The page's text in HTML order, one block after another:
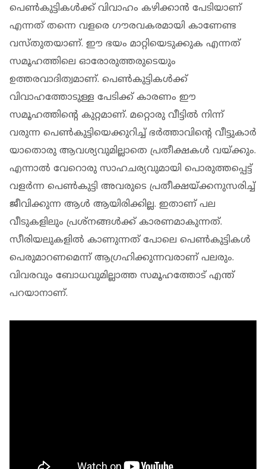
പെൺകുട്ടികൾക്ക് വിവാഹം കഴിക്കാൻ പേടിയാണ്
എന്നത് തന്നെ വളരെ ഗൗരവകരമായി കാണേണ്ട
വസ്തുതയാണ്. ഈ ഭയം മാറ്റിയെടുക്കുക എന്നത്
സമൂഹത്തിലെ ഓരോരുത്തരുടെയും
ഉത്തരവാദിത്വമാണ്. പെൺകുട്ടികൾക്ക്
വിവാഹത്തോടുള്ള പേടിക്ക് കാരണം ഈ
സമൂഹത്തിന്റെ കുറ്റമാണ്. മറ്റൊരു വീട്ടിൽ നിന്ന്
വരുന്ന പെൺകുട്ടിയെക്കുറിച്ച് ഭർത്താവിന്റെ വീട്ടുകാർ
യാതൊരു ആവശ്യവുമില്ലാതെ പ്രതീക്ഷകൾ വയ്ക്കും.
എന്നാൽ വേറൊരു സാഹചര്യവുമായി പൊരുത്തപ്പെട്ട്
വളർന്ന പെൺകുട്ടി അവരുടെ പ്രതീക്ഷയ്ക്കനുസരിച്ച്
ജീവിക്കുന്ന ആൾ ആയിരിക്കില്ല. ഇതാണ് പല
വീടുകളിലും പ്രശ്‌നങ്ങൾക്ക് കാരണമാകുന്നത്.
സീരിയലുകളിൽ കാണുന്നത് പോലെ പെൺകുട്ടികൾ
പെരുമാറണമെന്ന് ആഗ്രഹിക്കുന്നവരാണ് പലരും.
വിവരവും ബോധവുമില്ലാത്ത സമൂഹത്തോട് എന്ത്
പറയാനാണ്.